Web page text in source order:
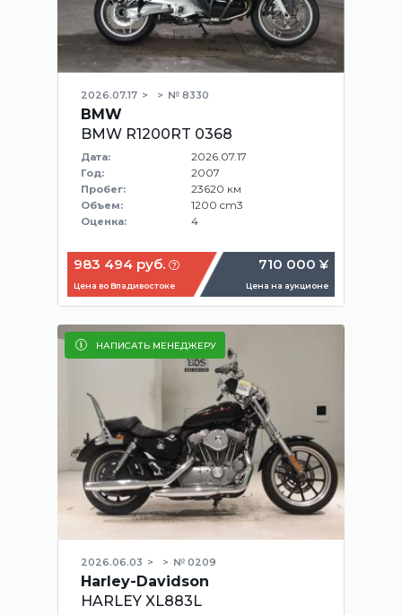
2026.07.17 № 8330
BMW
BMW R1200RT 0368
Дата: 2026.07.17
Год: 2007
Пробег: 23620 км
Объем: 1200 cm3
Оценка: 4
983 494 руб.
Цена во Владивостоке
710 000 ¥
Цена на аукционе
НАПИСАТЬ МЕНЕДЖЕРУ
2026.06.03 № 0209
Harley-Davidson
HARLEY XL883L